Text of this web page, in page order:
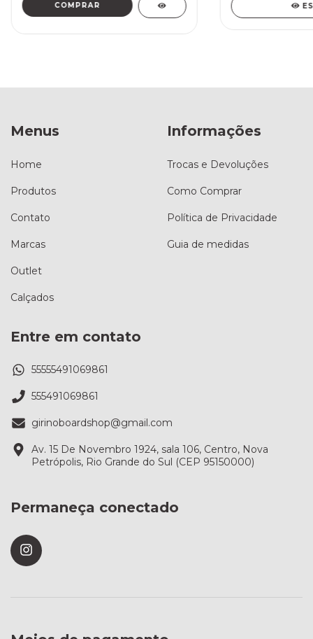
Menus
Home
Produtos
Contato
Marcas
Outlet
Calçados
Informações
Trocas e Devoluções
Como Comprar
Política de Privacidade
Guia de medidas
Entre em contato
55555491069861
555491069861
girinoboardshop@gmail.com
Av. 15 De Novembro 1924, sala 106, Centro, Nova
Petrópolis, Rio Grande do Sul (CEP 95150000)
Permaneça conectado